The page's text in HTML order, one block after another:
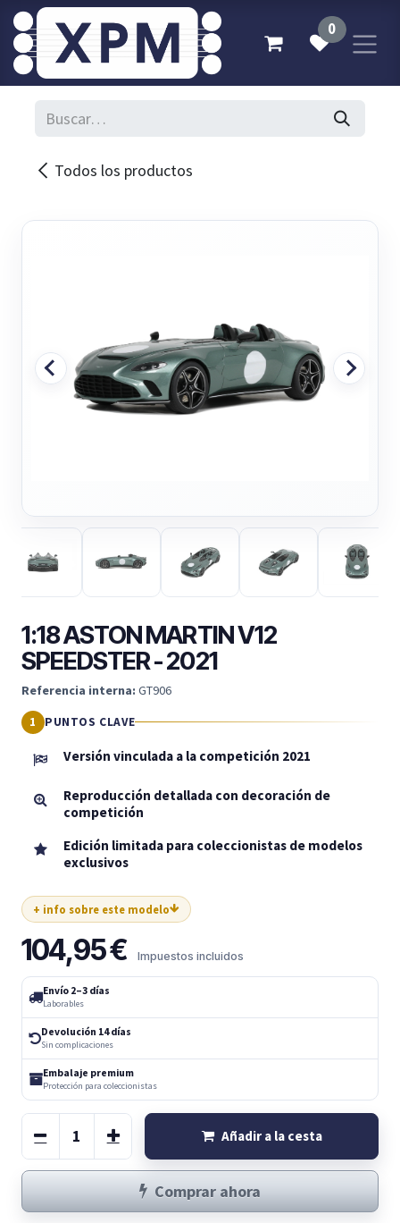
Ir al contenido
0
Todos los productos
1:18 ASTON MARTIN V12
SPEEDSTER - 2021
Referencia interna: GT906
PUNTOS CLAVE
Versión vinculada a la competición 2021
Reproducción detallada con decoración de
competición
Edición limitada para coleccionistas de modelos
exclusivos
+ info sobre este modelo
104,95€ Impuestos incluidos
Envío 2–3 días
Laborables
Devolución 14 días
Sin complicaciones
Embalaje premium
Protección para coleccionistas
Añadir a la cesta
Comprar ahora